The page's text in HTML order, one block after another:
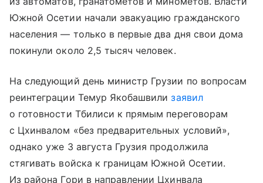
Южной Осетии начали эвакуацию гражданского
населения — только в первые два дня свои дома
покинули около 2,5 тысяч человек.
На следующий день министр Грузии по вопросам
реинтеграции Темур Якобашвилизаявил
о готовности Тбилиси к прямым переговорам
с Цхинвалом «без предварительных условий»,
однако уже 3 августа Грузия продолжила
стягивать войска к границам Южной Осетии.
Из района Гори в направлении Цхинвала